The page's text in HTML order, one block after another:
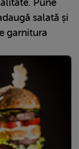
Pune
salată și
garnitura